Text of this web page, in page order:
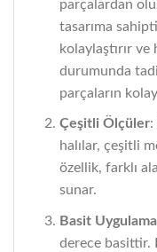
parçalardan
tasarıma
kolaylaştırır
durumunda
parçaların
Çeşitli Ölçüler:
halılar, çeşitli
özellik, farklı
sunar.
Basit Uygulama
derece basittir.